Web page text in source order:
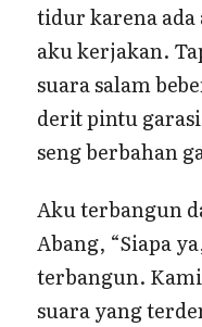
tidur karena
aku kerjakan.
suara salam
derit pintu
seng berbahan
Aku terbangun
Abang, “Siapa
terbangun.
suara yang